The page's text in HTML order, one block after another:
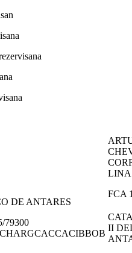
DE ANTARES
79300
LINA
FCA
II